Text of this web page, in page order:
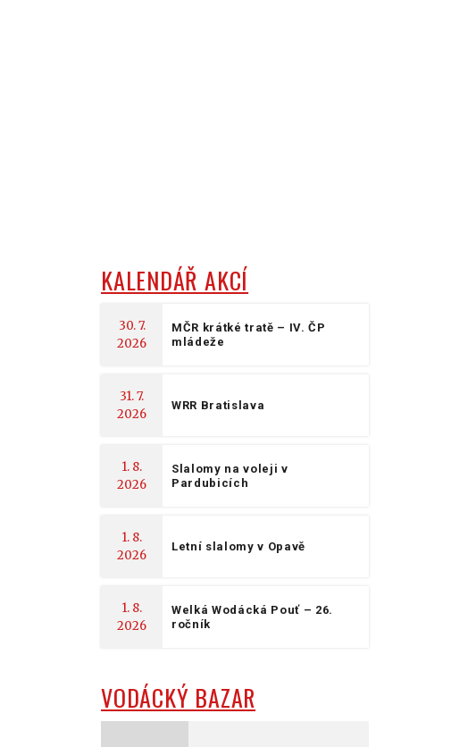
KALENDÁŘ AKCÍ
30. 7.
2026
MČR krátké tratě – IV. ČP
mládeže
31. 7.
2026
WRR Bratislava
1. 8.
2026
Slalomy na voleji v
Pardubicích
1. 8.
2026
Letní slalomy v Opavě
1. 8.
2026
Welká Wodácká Pouť – 26.
ročník
VODÁCKÝ BAZAR